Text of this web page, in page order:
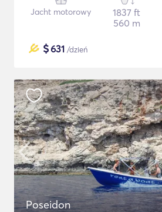
Jacht motorowy
1837 ft
560 m
$631 /dzień
Poseidon